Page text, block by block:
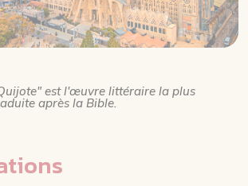
est l'œuvre littéraire la plus
après la Bible.